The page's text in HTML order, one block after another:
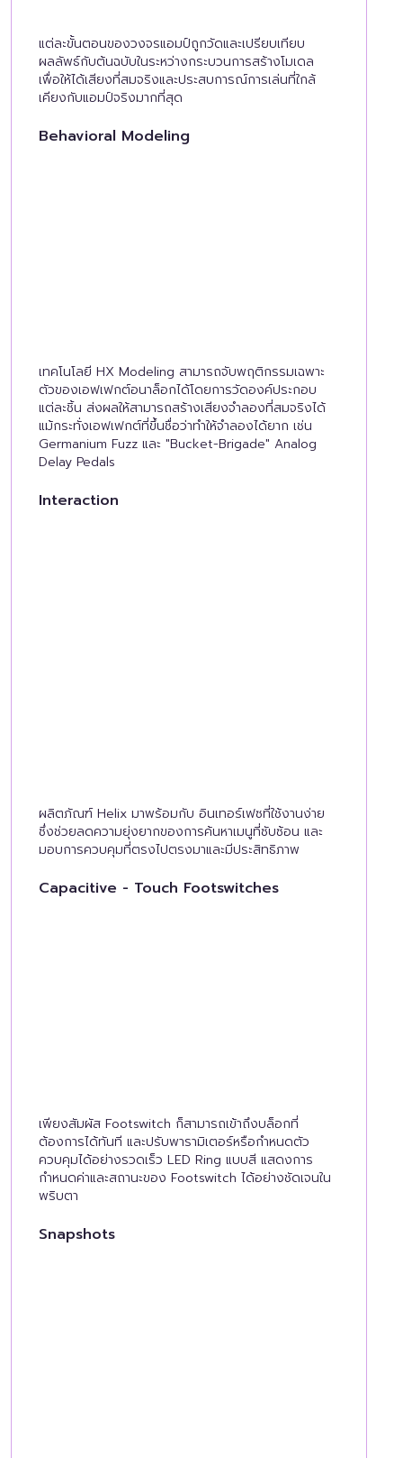
แต่ละขั้นตอนของวงจรแอมป์ถูกวัดและเปรียบเทียบ
ผลลัพธ์กับต้นฉบับในระหว่างกระบวนการสร้างโมเดล
เพื่อให้ได้เสียงที่สมจริงและประสบการณ์การเล่นที่ใกล้
เคียงกับแอมป์จริงมากที่สุด
Behavioral Modeling
เทคโนโลยี HX Modeling สามารถจับพฤติกรรมเฉพาะ
ตัวของเอฟเฟกต์อนาล็อกได้โดยการวัดองค์ประกอบ
แต่ละชิ้น ส่งผลให้สามารถสร้างเสียงจำลองที่สมจริงได้
แม้กระทั่งเอฟเฟกต์ที่ขึ้นชื่อว่าทำให้จำลองได้ยาก เช่น
Germanium Fuzz และ "Bucket-Brigade" Analog
Delay Pedals
Interaction
ผลิตภัณฑ์ Helix มาพร้อมกับ อินเทอร์เฟซที่ใช้งานง่าย
ซึ่งช่วยลดความยุ่งยากของการค้นหาเมนูที่ซับซ้อน และ
มอบการควบคุมที่ตรงไปตรงมาและมีประสิทธิภาพ
Capacitive - Touch Footswitches
เพียงสัมผัส Footswitch ก็สามารถเข้าถึงบล็อกที่
ต้องการได้ทันที และปรับพารามิเตอร์หรือกำหนดตัว
ควบคุมได้อย่างรวดเร็ว LED Ring แบบสี แสดงการ
กำหนดค่าและสถานะของ Footswitch ได้อย่างชัดเจนใน
พริบตา
Snapshots